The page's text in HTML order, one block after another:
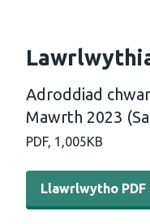
Adroddiad
Mawrth 2023
PDF, 1,005KB
Llawrlwytho PDF -
Llawrlwytho PDF